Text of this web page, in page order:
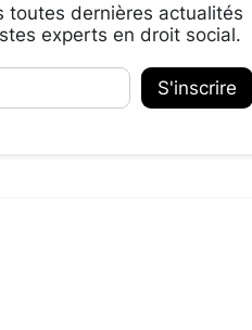
toutes dernières actualités
experts en droit social.